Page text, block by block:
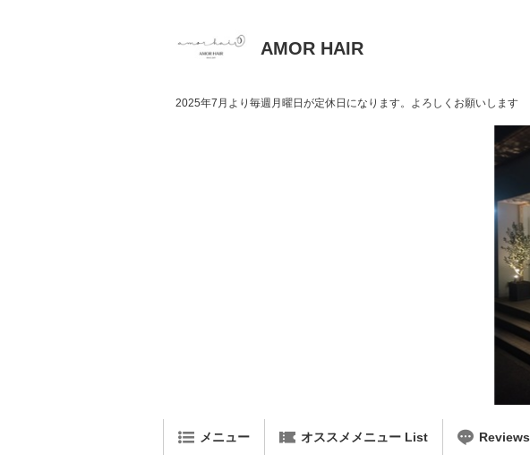
AMOR HAIR
2025年7月より毎週月曜日が定休日になります。よろしくお願いします
メニュー オススメメニュー List Reviews